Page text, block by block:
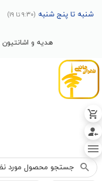
شنبه
هدیه و اشانتیون خرید